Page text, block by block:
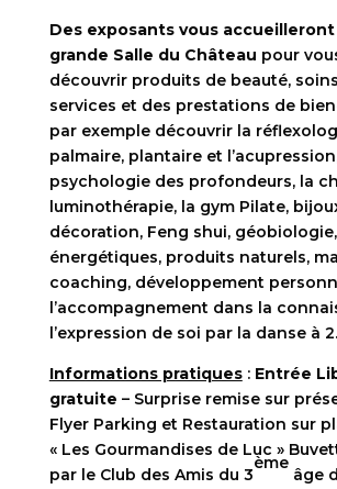
Des exposants vous
grande Salle du Château pour
découvrir produits de beauté,
services et des prestations de
par exemple découvrir la
palmaire, plantaire et
psychologie des profondeurs, la
luminothérapie, la gym Pilate,
décoration, Feng shui,
énergétiques, produits naturels,
coaching, développement
l’accompagnement dans la
l’expression de soi par la danse à
Informations pratiques: Entrée
gratuite – Surprise remise sur
Flyer Parking et Restauration sur
« Les Gourmandises de Luc »
par le Club des Amis du 3
ème
âge